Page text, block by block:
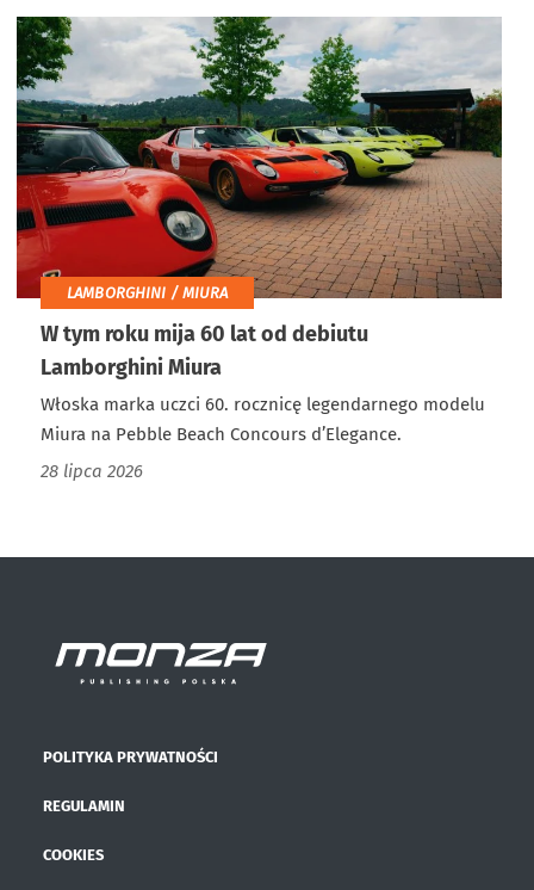
LAMBORGHINI / MIURA
W tym roku mija 60 lat od debiutu
Lamborghini Miura
Włoska marka uczci 60. rocznicę legendarnego modelu
Miura na Pebble Beach Concours d’Elegance.
28 lipca 2026
POLITYKA PRYWATNOŚCI
REGULAMIN
COOKIES